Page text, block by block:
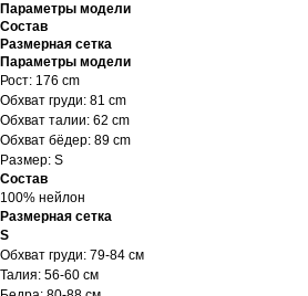
Параметры модели
Состав
Размерная сетка
Параметры модели
Рост: 176 cm
Обхват груди: 81 cm
Обхват талии: 62 cm
Обхват бёдер: 89 cm
Размер: S
Состав
100% нейлон
Размерная сетка
S
Обхват груди: 79-84 см
Талия: 56-60 см